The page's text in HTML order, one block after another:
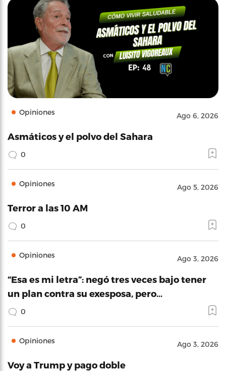
Opiniones Ago 6, 2026
Asmáticos y el polvo del Sahara
0
Opiniones Ago 5, 2026
Terror a las 10 AM
0
Opiniones Ago 3, 2026
“Esa es mi letra”: negó tres veces bajo tener
un plan contra su exesposa, pero…
0
Opiniones Ago 3, 2026
Voy a Trump y pago doble